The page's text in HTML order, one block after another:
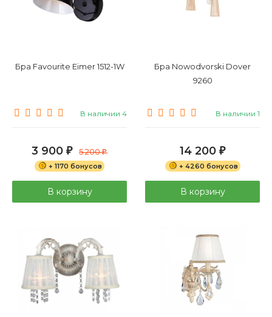
Бра Favourite Eimer 1512-1W
В наличии 4
3 900 ₽ 5 200₽
+ 1170 бонусов
В корзину
Бра Nowodvorski Dover
9260
В наличии 1
14 200 ₽
+ 4260 бонусов
В корзину